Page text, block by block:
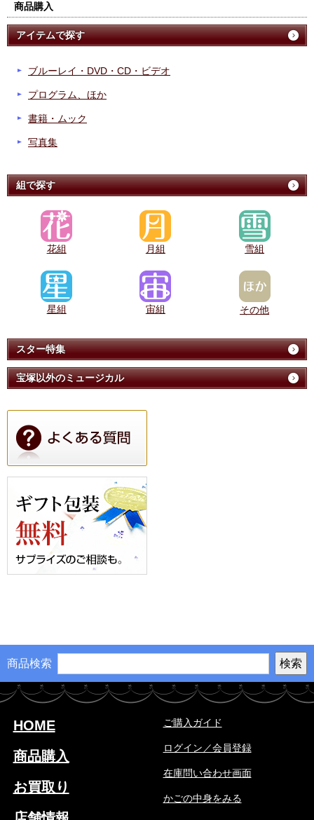
商品購入
アイテムで探す
ブルーレイ・DVD・CD・ビデオ
プログラム、ほか
書籍・ムック
写真集
組で探す
花組 月組 雪組
星組 宙組 その他
スター特集
宝塚以外のミュージカル
商品検索
HOME
商品購入
お買取り
ご購入ガイド
ログイン／会員登録
在庫問い合わせ画面
かごの中身をみる